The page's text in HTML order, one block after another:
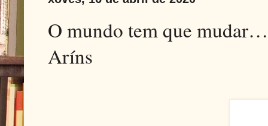
O mundo tem que
Aríns